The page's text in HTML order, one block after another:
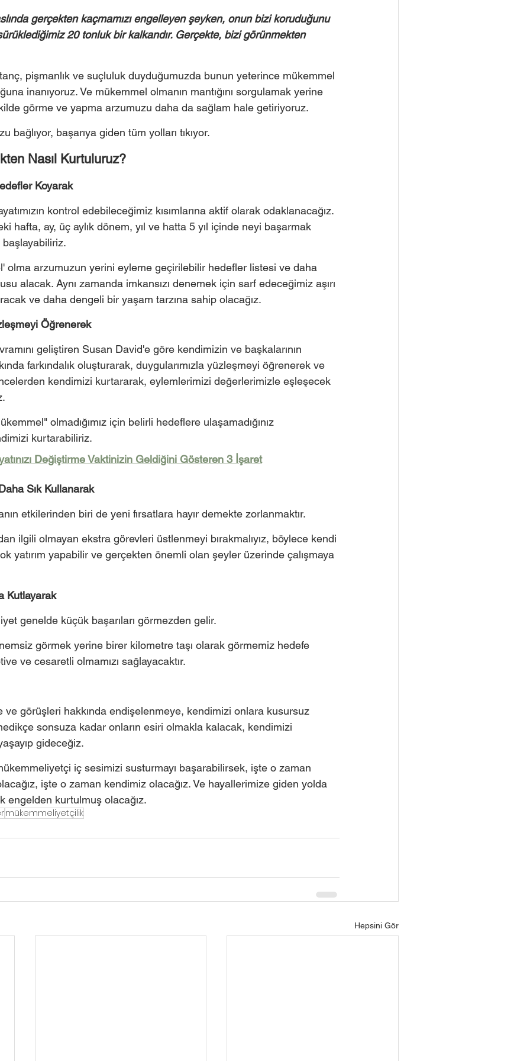
gerçekten kaçmamızı engelleyen şeyken, onun bizi koruduğunu
20 tonluk bir kalkandır. Gerçekte, bizi görünmekten
pişmanlık ve suçluluk duyduğumuzda bunun yeterince mükemmel
inanıyoruz. Ve mükemmel olmanın mantığını sorgulamak yerine
görme ve yapma arzumuzu daha da sağlam hale getiriyoruz.
bağlıyor, başarıya giden tüm yolları tıkıyor.
Nasıl Kurtuluruz?
Koyarak
kontrol edebileceğimiz kısımlarına aktif olarak odaklanacağız.
hafta, ay, üç aylık dönem, yıl ve hatta 5 yıl içinde neyi başarmak
olma arzumuzun yerini eyleme geçirilebilir hedefler listesi ve daha
alacak. Aynı zamanda imkansızı denemek için sarf edeceğimiz aşırı
ve daha dengeli bir yaşam tarzına sahip olacağız.
Öğrenerek
geliştiren Susan David'e göre kendimizin ve başkalarının
farkındalık oluşturarak, duygularımızla yüzleşmeyi öğrenerek ve
kendimizi kurtararak, eylemlerimizi değerlerimizle eşleşecek
olmadığımız için belirli hedeflere ulaşamadığınız
kurtarabiliriz.
Değiştirme Vaktinizin Geldiğini Gösteren 3 İşaret
Sık Kullanarak
etkilerinden biri de yeni fırsatlara hayır demekte zorlanmaktır.
ilgili olmayan ekstra görevleri üstlenmeyi bırakmalıyız, böylece kendi
yatırım yapabilir ve gerçekten önemli olan şeyler üzerinde çalışmaya
Kutlayarak
genelde küçük başarıları görmezden gelir.
görmek yerine birer kilometre taşı olarak görmemiz hedefe
ve cesaretli olmamızı sağlayacaktır.
ve görüşleri hakkında endişelenmeye, kendimizi onlara kusursuz
sonsuza kadar onların esiri olmakla kalacak, kendimizi
gideceğiz.
iç sesimizi susturmayı başarabilirsek, işte o zaman
işte o zaman kendimiz olacağız. Ve hayallerimize giden yolda
engelden kurtulmuş olacağız.
mükemmeliyetçilik
Hepsini Gör